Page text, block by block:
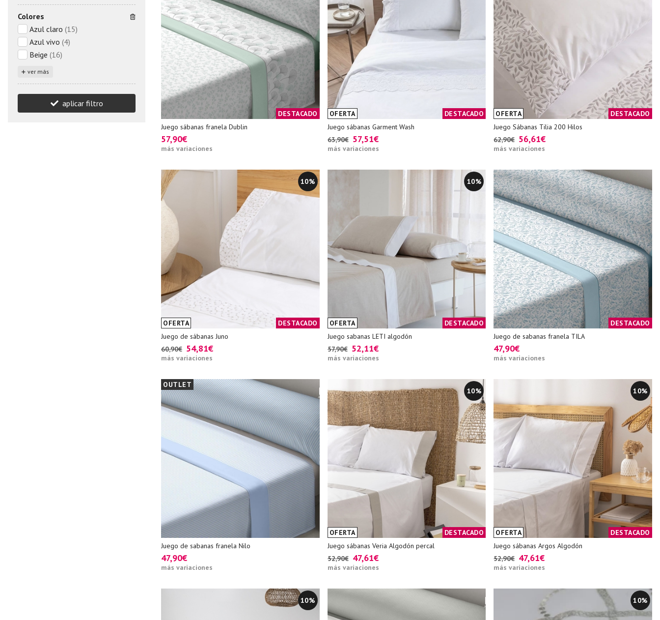
DESTACADO
Juego sábanas franela Dublin
57,90€
más variaciones
OFERTA
DESTACADO
Juego sábanas Garment Wash
63,90€ 57,51€
más variaciones
OFERTA
DESTACADO
Juego Sábanas Tilia 200 Hilos
62,90€ 56,61€
más variaciones
10%
OFERTA
DESTACADO
Juego de sábanas Juno
60,90€ 54,81€
más variaciones
10%
OFERTA
DESTACADO
Juego sabanas LETI algodón
57,90€ 52,11€
más variaciones
DESTACADO
Juego de sabanas franela TILA
47,90€
más variaciones
OUTLET
Juego de sabanas franela Nilo
47,90€
más variaciones
10%
OFERTA
DESTACADO
Juego sábanas Veria Algodón percal
52,90€ 47,61€
más variaciones
10%
OFERTA
DESTACADO
Juego sábanas Argos Algodón
52,90€ 47,61€
más variaciones
10% 10%
Colores
Azul claro (15)
Azul vivo (4)
Beige (16)
ver más
aplicar filtro